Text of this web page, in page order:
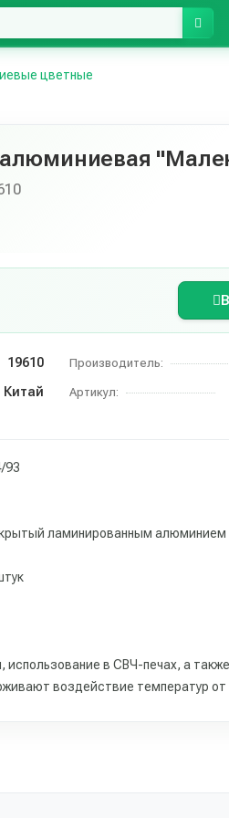
цветные
19610 Производитель:
Китай Артикул:
93
ламинированным алюминием
в СВЧ-печах, а
воздействие температур от